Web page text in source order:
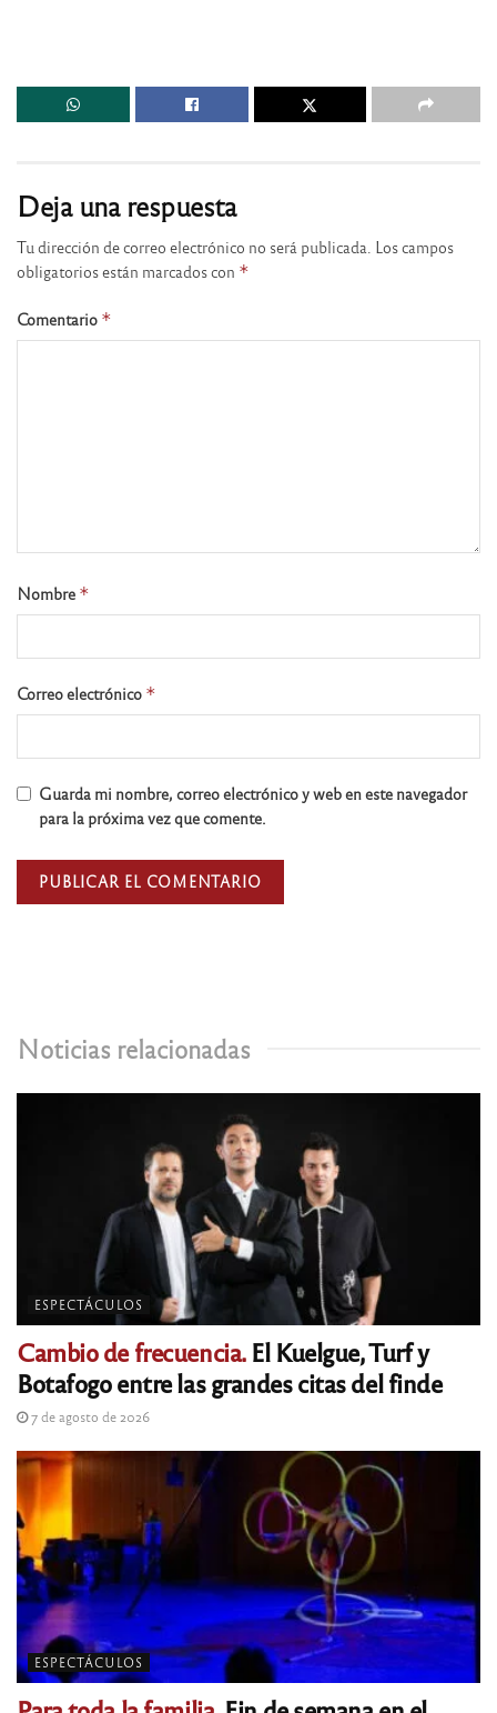
Noticias relacionadas
ESPECTÁCULOS
Cambio de frecuencia.El Kuelgue, Turf y
Botafogo entre las grandes citas del finde
7 de agosto de 2026
ESPECTÁCULOS
Deja una respuesta
Tu dirección de correo electrónico no será publicada. Los campos
obligatorios están marcados con *
Comentario *
Nombre *
Correo electrónico *
Guarda mi nombre, correo electrónico y web en este navegador
para la próxima vez que comente.